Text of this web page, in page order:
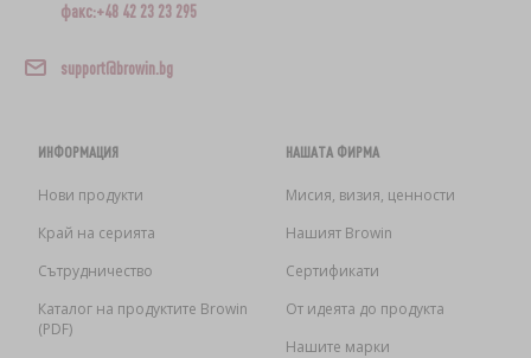
факс:+48 42 23 23 295
support@browin.bg
ИНФОРМАЦИЯ
Нови продукти
Край на серията
Сътрудничество
Каталог на продуктите Browin
(PDF)
НАШАТА ФИРМА
Мисия, визия, ценности
Нашият Browin
Сертификати
От идеята до продукта
Нашите марки